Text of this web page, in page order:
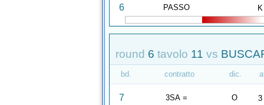
6 PASSO K
round 6 tavolo 11 vs
bd. contratto dic.
7 3SA = O 3